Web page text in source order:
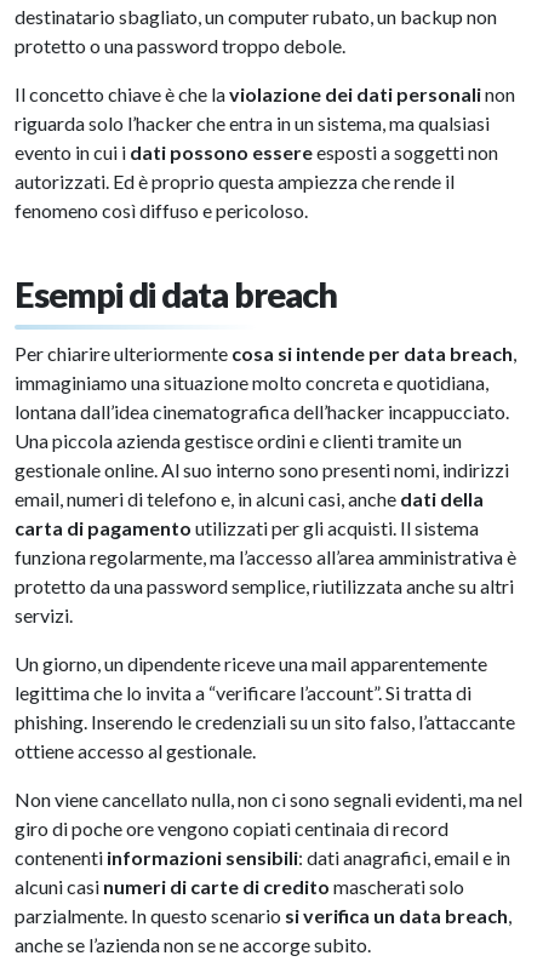
destinatario sbagliato, un computer rubato, un backup non
protetto o una password troppo debole.
Il concetto chiave è che laviolazione dei dati personalinon
riguarda solo l’hacker che entra in un sistema, ma qualsiasi
evento in cui i dati possono essereesposti a soggetti non
autorizzati. Ed è proprio questa ampiezza che rende il
fenomeno così diffuso e pericoloso.
Esempi di data breach
Per chiarire ulteriormente cosa si intende per data breach,
immaginiamo una situazione molto concreta e quotidiana,
lontana dall’idea cinematografica dell’hacker incappucciato.
Una piccola azienda gestisce ordini e clienti tramite un
gestionale online. Al suo interno sono presenti nomi, indirizzi
email, numeri di telefono e, in alcuni casi, anche dati della
carta di pagamento utilizzati per gli acquisti. Il sistema
funziona regolarmente, ma l’accesso all’area amministrativa è
protetto da una password semplice, riutilizzata anche su altri
servizi.
Un giorno, un dipendente riceve una mail apparentemente
legittima che lo invita a “verificare l’account”. Si tratta di
phishing. Inserendo le credenziali su un sito falso, l’attaccante
ottiene accesso al gestionale.
Non viene cancellato nulla, non ci sono segnali evidenti, ma nel
giro di poche ore vengono copiati centinaia di record
contenenti informazioni sensibili: dati anagrafici, email e in
alcuni casi numeri di carte di credito mascherati solo
parzialmente. In questo scenario si verifica un data breach,
anche se l’azienda non se ne accorge subito.